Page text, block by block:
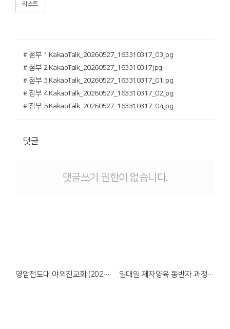
리스트
# 첨부 1.KakaoTalk_20260527_163310317_03.jpg
# 첨부 2.KakaoTalk_20260527_163310317.jpg
# 첨부 3.KakaoTalk_20260527_163310317_01.jpg
# 첨부 4.KakaoTalk_20260527_163310317_02.jpg
# 첨부 5.KakaoTalk_20260527_163310317_04.jpg
댓글
댓글쓰기 권한이 없습니다.
영암전도대 야외친교회 (2026.05.26) 일대일 제자양육 동반자 과정 수료식 (2026.05.24)